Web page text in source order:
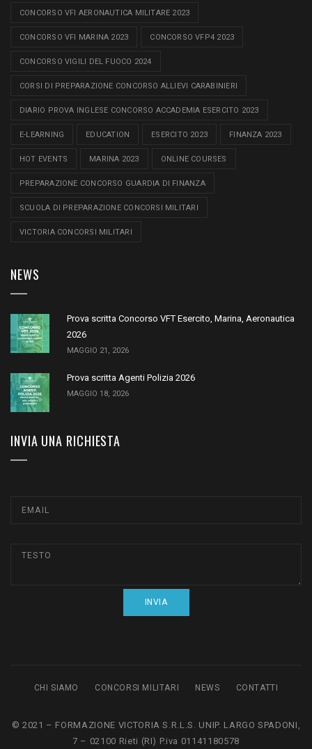
CONCORSO VFI AERONAUTICA MILITARE 2023
CONCORSO VFI MARINA 2023 CONCORSO VFP4 2023
CONCORSO VIGILI DEL FUOCO 2024
CORSI DI PREPARAZIONE CONCORSO ALLIEVI CARABINIERI
DIARIO PROVA INGLESE CONCORSO ACCADEMIA ESERCITO 2023
E-LEARNING EDUCATION ESERCITO 2023 FINANZA 2023
HOT EVENTS MARINA 2023 ONLINE COURSES
PREPARAZIONE CONCORSO GUARDIA DI FINANZA
SCUOLA DI PREPARAZIONE CONCORSI MILITARI
VICTORIA CONCORSI MILITARI
NEWS
Prova scritta Concorso VFT Esercito, Marina, Aeronautica
2026
MAGGIO 21, 2026
Prova scritta Agenti Polizia 2026
MAGGIO 18, 2026
INVIA UNA RICHIESTA
CHI SIAMO CONCORSI MILITARI NEWS CONTATTI
© 2021 – FORMAZIONE VICTORIA S.R.L.S. UNIP. LARGO SPADONI,
7 – 02100 Rieti (RI) P.iva 01141180578